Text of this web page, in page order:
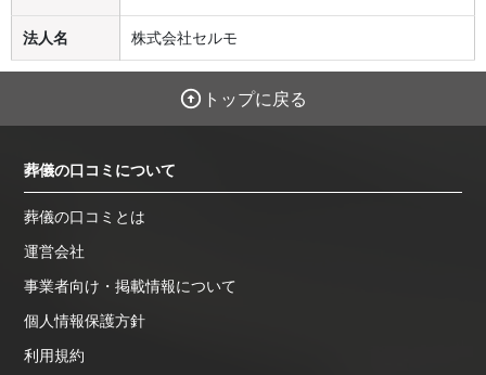
法人名 株式会社セルモ
トップに戻る
葬儀の口コミについて
葬儀の口コミとは
運営会社
事業者向け・掲載情報について
個人情報保護方針
利用規約